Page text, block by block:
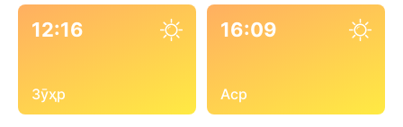
12:16
Зӯҳр
16:09
Аср